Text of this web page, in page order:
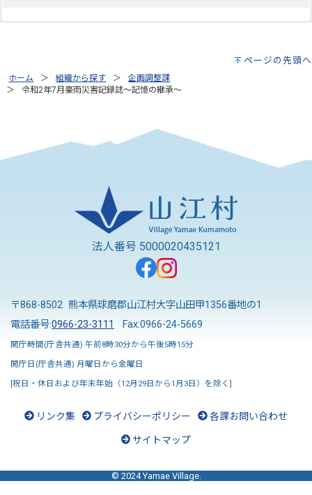
ページの先頭へ
ホーム 組織から探す
企画調整課
令和2年7月豪雨災害記録誌～記憶の継承～
法人番号 5000020435121
〒868-8502 熊本県球磨郡山江村大字山田甲1356番地の1
電話番号:0966-23-3111 Fax:0966-24-5669
開庁時間(庁舎共通) 午前8時30分から午後5時15分
開庁日(庁舎共通) 月曜日から金曜日
[祝日・休日および年末年始（12月29日から1月3日）を除く]
リンク集 プライバシーポリシー 各課お問い合わせ
サイトマップ
© 2024 Yamae Village.